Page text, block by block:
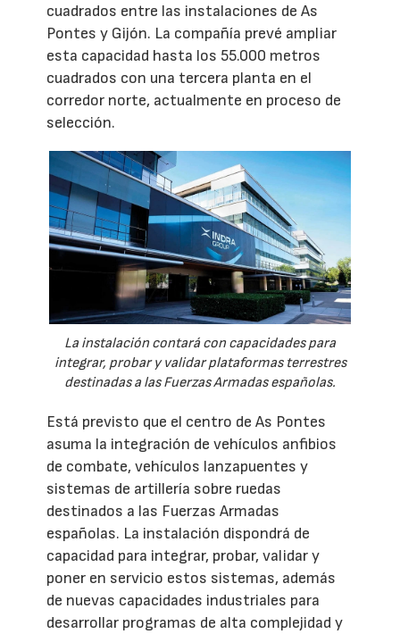
cuadrados entre las instalaciones de As
Pontes y Gijón. La compañía prevé ampliar
esta capacidad hasta los 55.000 metros
cuadrados con una tercera planta en el
corredor norte, actualmente en proceso de
selección.
La instalación contará con capacidades para
integrar, probar y validar plataformas terrestres
destinadas a las Fuerzas Armadas españolas.
Está previsto que el centro de As Pontes
asuma la integración de vehículos anfibios
de combate, vehículos lanzapuentes y
sistemas de artillería sobre ruedas
destinados a las Fuerzas Armadas
españolas. La instalación dispondrá de
capacidad para integrar, probar, validar y
poner en servicio estos sistemas, además
de nuevas capacidades industriales para
desarrollar programas de alta complejidad y